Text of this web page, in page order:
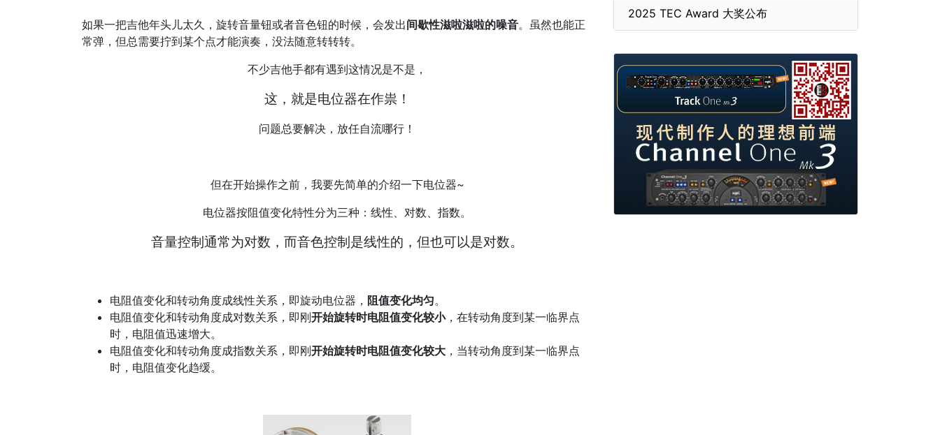
如果一把吉他年头儿太久，旋转音量钮或者音色钮的时候，会发出间歇性滋啦滋啦的噪音。虽然也能正
常弹，但总需要拧到某个点才能演奏，没法随意转转转。
不少吉他手都有遇到这情况是不是，
这，就是电位器在作祟！
问题总要解决，放任自流哪行！
但在开始操作之前，我要先简单的介绍一下电位器~
电位器按阻值变化特性分为三种：线性、对数、指数。
音量控制通常为对数，而音色控制是线性的，但也可以是对数。
电阻值变化和转动角度成线性关系，即旋动电位器， 阻值变化均匀。
电阻值变化和转动角度成对数关系，即刚开始旋转时电阻值变化较小，在转动角度到某一临界点
时，电阻值迅速增大。
电阻值变化和转动角度成指数关系，即刚开始旋转时电阻值变化较大 ，当转动角度到某一临界点
时，电阻值变化趋缓。
2025 TEC Award 大奖公布